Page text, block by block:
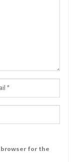
for the